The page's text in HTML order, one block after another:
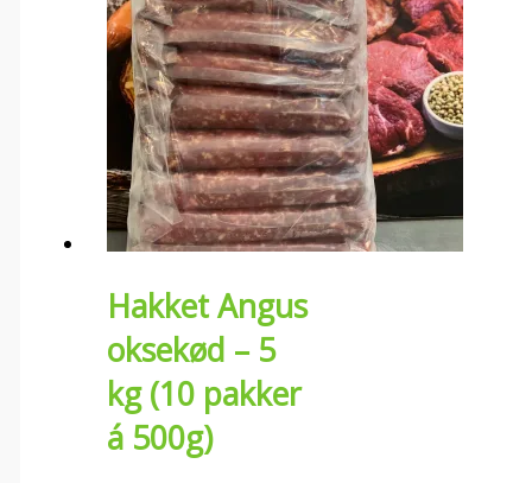
Hakket Angus
oksekød – 5
kg (10 pakker
á 500g)